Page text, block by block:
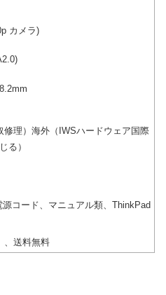
カメラ)
修理）海外（IWSハードウェア国際
る）
コード、マニュアル類、ThinkPad
、送料無料